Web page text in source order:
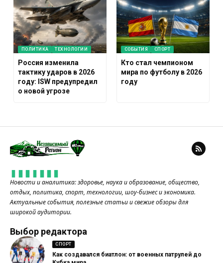
ПОЛИТИКА ТЕХНОЛОГИИ
Россия изменила
тактику ударов в 2026
году: ISW предупредил
о новой угрозе
СОБЫТИЯ СПОРТ
Кто стал чемпионом
мира по футболу в 2026
году
Новости и аналитика: здоровье, наука и образование, общество,
отдых, политика, спорт, технологии, шоу-бизнес и экономика.
Актуальные события, полезные статьи и свежие обзоры для
широкой аудитории.
Выбор редактора
СПОРТ
Как создавался биатлон: от военных патрулей до